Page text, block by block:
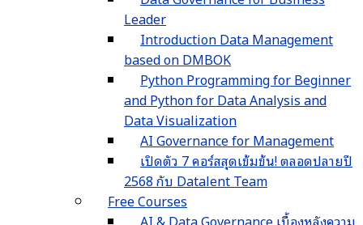
Leader
Introduction Data Management
based on DMBOK
Python Programming for Beginner
and Python for Data Analysis and
Data Visualization
AI Governance for Management
เปิดตัว 7 คอร์สสุดเข้มข้น! ตลอดปลายปี
2568 กับ Datalent Team
Free Courses